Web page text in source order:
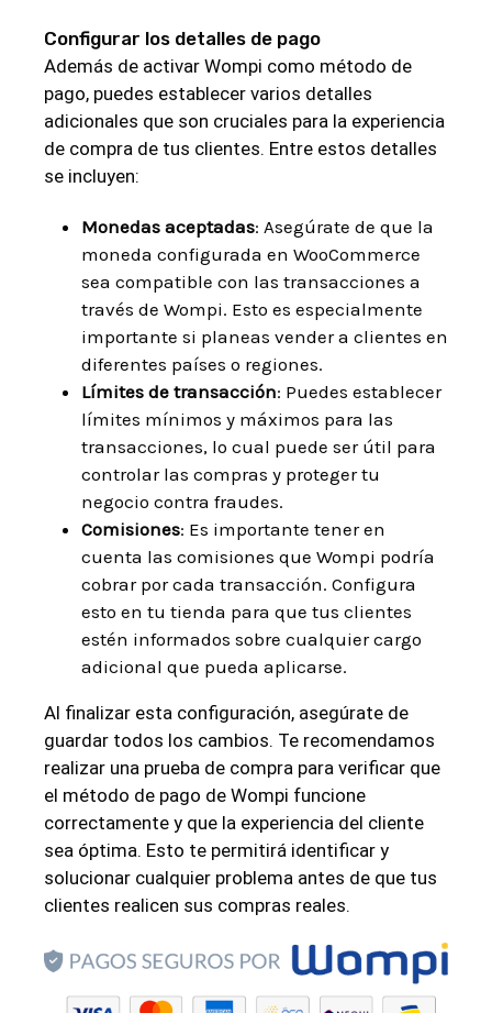
Configurar los detalles de pago
Además de activar Wompi como método de
pago, puedes establecer varios detalles
adicionales que son cruciales para la experiencia
de compra de tus clientes. Entre estos detalles
se incluyen:
Monedas aceptadas: Asegúrate de que la
moneda configurada en WooCommerce
sea compatible con las transacciones a
través de Wompi. Esto es especialmente
importante si planeas vender a clientes en
diferentes países o regiones.
Límites de transacción: Puedes establecer
límites mínimos y máximos para las
transacciones, lo cual puede ser útil para
controlar las compras y proteger tu
negocio contra fraudes.
Comisiones: Es importante tener en
cuenta las comisiones que Wompi podría
cobrar por cada transacción. Configura
esto en tu tienda para que tus clientes
estén informados sobre cualquier cargo
adicional que pueda aplicarse.
Al finalizar esta configuración, asegúrate de
guardar todos los cambios. Te recomendamos
realizar una prueba de compra para verificar que
el método de pago de Wompi funcione
correctamente y que la experiencia del cliente
sea óptima. Esto te permitirá identificar y
solucionar cualquier problema antes de que tus
clientes realicen sus compras reales.